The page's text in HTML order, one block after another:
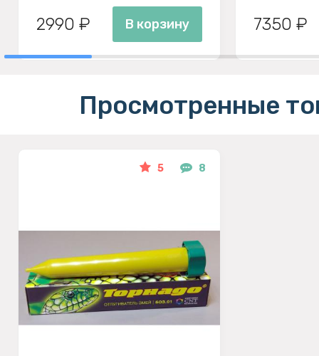
2990 ₽ В корзину 7350 ₽
Просмотренные
5 8